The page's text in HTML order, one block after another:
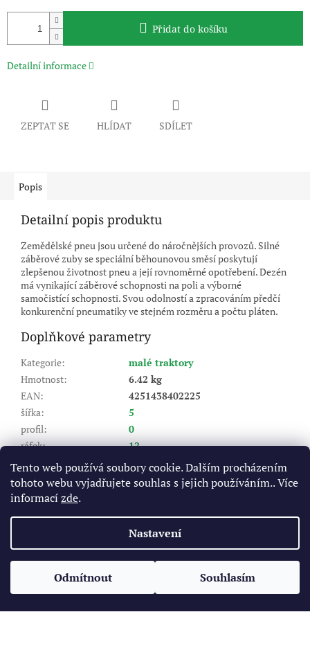
Tento web používá soubory cookie. Dalším procházením
tohoto webu vyjadřujete souhlas s jejich používáním.. Více
informacízde.
Nastavení
Odmítnout Souhlasím
Přidat do košíku
Detailní informace
ZEPTAT SE HLÍDAT SDÍLET
Popis
Detailní popis produktu
Zemědělské pneu jsou určené do náročnějších provozů. Silné
záběrové zuby se speciální běhounovou směsí poskytují
zlepšenou životnost pneu a její rovnoměrné opotřebení. Dezén
má vynikající záběrové schopnosti na poli a výborné
samočistící schopnosti. Svou odolností a zpracováním předčí
konkurenční pneumatiky ve stejném rozměru a počtu pláten.
Doplňkové parametry
Kategorie:
malé traktory
Hmotnost:
6.42 kg
EAN:
4251438402225
šířka:
5
profil:
0
ráfek:
12
Výrobce pneu (značka)
Dezén:
KNK52
Index nosnosti (LI)
t
Vytvořil Shoptet